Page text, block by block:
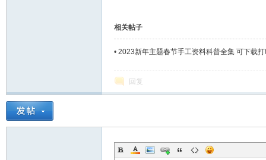
相关帖子
• 2023新年主题春节手工资料科普全集 可下载
回复